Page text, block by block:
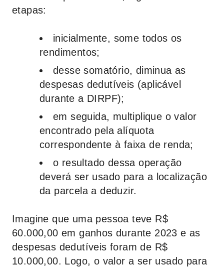
etapas:
inicialmente, some todos os
rendimentos;
desse somatório, diminua as
despesas dedutíveis (aplicável
durante a DIRPF);
em seguida, multiplique o valor
encontrado pela alíquota
correspondente à faixa de renda;
o resultado dessa operação
deverá ser usado para a localização
da parcela a deduzir.
Imagine que uma pessoa teve R$
60.000,00 em ganhos durante 2023 e as
despesas dedutíveis foram de R$
10.000,00. Logo, o valor a ser usado para